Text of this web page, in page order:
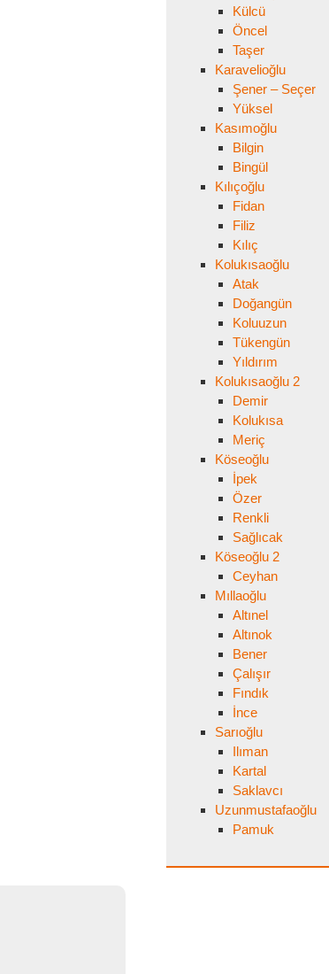
Külcü
Öncel
Taşer
Karavelioğlu
Şener – Seçer
Yüksel
Kasımoğlu
Bilgin
Bingül
Kılıçoğlu
Fidan
Filiz
Kılıç
Kolukısaoğlu
Atak
Doğangün
Koluuzun
Tükengün
Yıldırım
Kolukısaoğlu 2
Demir
Kolukısa
Meriç
Köseoğlu
İpek
Özer
Renkli
Sağlıcak
Köseoğlu 2
Ceyhan
Mıllaoğlu
Altınel
Altınok
Bener
Çalışır
Fındık
İnce
Sarıoğlu
Ilıman
Kartal
Saklavcı
Uzunmustafaoğlu
Pamuk